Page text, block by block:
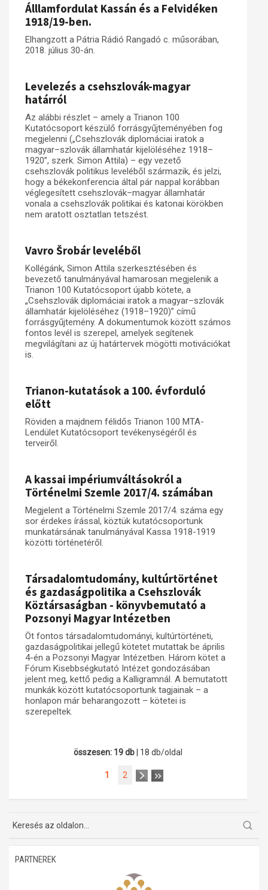
Álllamfordulat Kassán és a Felvidéken
1918/19-ben.
Elhangzott a Pátria Rádió Rangadó c. műsorában,
2018. július 30-án.
Levelezés a csehszlovák-magyar
határról
Az alábbi részlet – amely a Trianon 100
Kutatócsoport készülő forrásgyűjteményében fog
megjelenni („Csehszlovák diplomáciai iratok a
magyar–szlovák államhatár kijelöléséhez 1918–
1920”, szerk. Simon Attila) – egy vezető
csehszlovák politikus leveléből származik, és jelzi,
hogy a békekonferencia által pár nappal korábban
véglegesített csehszlovák–magyar államhatár
vonala a csehszlovák politikai és katonai körökben
nem aratott osztatlan tetszést.
Vavro Šrobár leveléből
Kollégánk, Simon Attila szerkesztésében és
bevezető tanulmányával hamarosan megjelenik a
Trianon 100 Kutatócsoport újabb kötete, a
„Csehszlovák diplomáciai iratok a magyar–szlovák
államhatár kijelöléséhez (1918–1920)” című
forrásgyűjtemény. A dokumentumok között számos
fontos levél is szerepel, amelyek segítenek
megvilágítani az új határtervek mögötti motivációkat
is.
Trianon-kutatások a 100. évforduló
előtt
Röviden a majdnem félidős Trianon 100 MTA-
Lendület Kutatócsoport tevékenységéről és
terveiről.
A kassai impériumváltásokról a
Történelmi Szemle 2017/4. számában
Megjelent a Történelmi Szemle 2017/4. száma egy
sor érdekes írással, köztük kutatócsoportunk
munkatársának tanulmányával Kassa 1918-1919
közötti történetéről.
Társadalomtudomány, kultúrtörténet
és gazdaságpolitika a Csehszlovák
Köztársaságban - könyvbemutató a
Pozsonyi Magyar Intézetben
Öt fontos társadalomtudományi, kultúrtörténeti,
gazdaságpolitikai jellegű kötetet mutattak be április
4-én a Pozsonyi Magyar Intézetben. Három kötet a
Fórum Kisebbségkutató Intézet gondozásában
jelent meg, kettő pedig a Kalligramnál. A bemutatott
munkák között kutatócsoportunk tagjainak – a
honlapon már beharangozott – kötetei is
szerepeltek.
összesen: 19 db | 18 db/oldal
1 2
PARTNEREK